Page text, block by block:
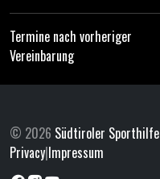
Termine nach vorheriger
Vereinbarung
© 2026 Südtiroler Sporthilfe
Privacy|Impressum